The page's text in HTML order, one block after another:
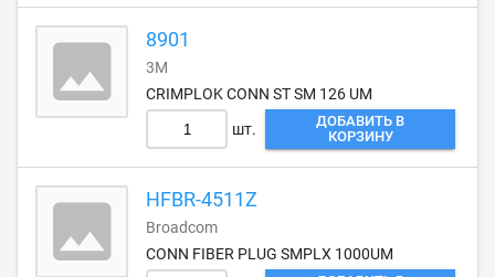
8901
3M
CRIMPLOK CONN ST SM 126 UM
шт.
ДОБАВИТЬ В
КОРЗИНУ
HFBR-4511Z
Broadcom
CONN FIBER PLUG SMPLX 1000UM